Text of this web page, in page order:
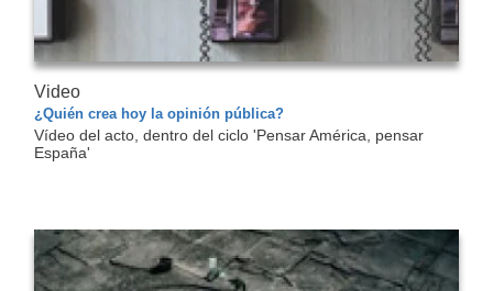
Video
¿Quién crea hoy la opinión pública?
Vídeo del acto, dentro del ciclo 'Pensar América, pensar
España'